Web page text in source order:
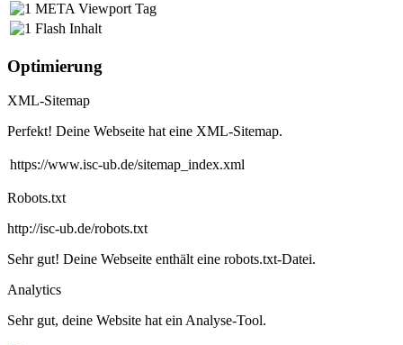
META Viewport Tag
Flash Inhalt
Optimierung
XML-Sitemap
Perfekt! Deine Webseite hat eine XML-Sitemap.
https://www.isc-ub.de/sitemap_index.xml
Robots.txt
http://isc-ub.de/robots.txt
Sehr gut! Deine Webseite enthält eine robots.txt-Datei.
Analytics
Sehr gut, deine Website hat ein Analyse-Tool.